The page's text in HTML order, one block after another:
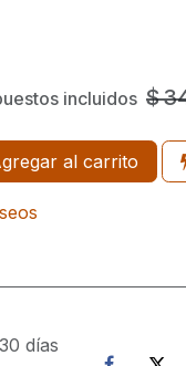
incluidos $
al carrito
días